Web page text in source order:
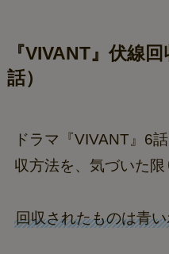
『VIVANT』伏線
話）
ドラマ『VIVANT』6
収方法を、気づいた限
回収されたものは青